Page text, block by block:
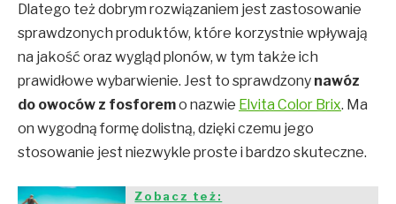
Dlatego też dobrym rozwiązaniem jest zastosowanie
sprawdzonych produktów, które korzystnie wpływają
na jakość oraz wygląd plonów, w tym także ich
prawidłowe wybarwienie. Jest to sprawdzony nawóz
do owoców z fosforemo nazwie Elvita Color Brix. Ma
on wygodną formę dolistną, dzięki czemu jego
stosowanie jest niezwykle proste i bardzo skuteczne.
Zobacz też: